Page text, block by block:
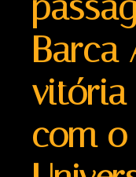
Barca
vitória
com o